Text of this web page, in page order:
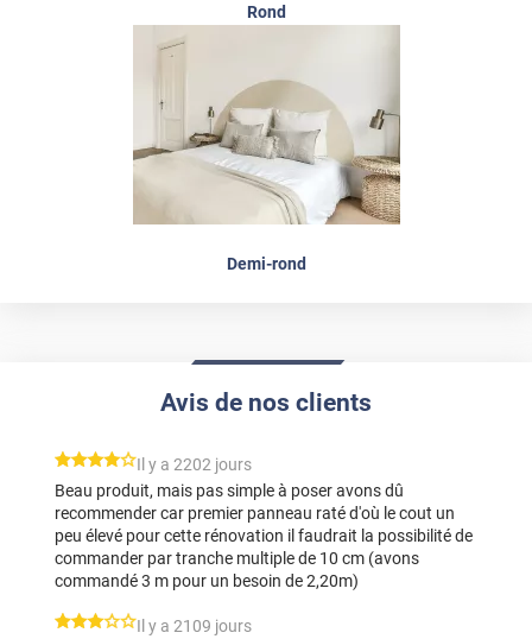
Rond
Demi-rond
Avis de nos clients
*****Il y a 2202 jours
Beau produit, mais pas simple à poser avons dû
recommender car premier panneau raté d'où le cout un
peu élevé pour cette rénovation il faudrait la possibilité de
commander par tranche multiple de 10 cm (avons
commandé 3 m pour un besoin de 2,20m)
*****Il y a 2109 jours